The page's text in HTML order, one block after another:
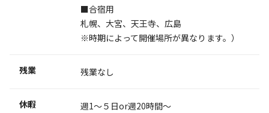
■合宿用
札幌、大宮、天王寺、広島
※時期によって開催場所が異なります。）
残業 残業なし
休暇
週1～５日or週20時間～